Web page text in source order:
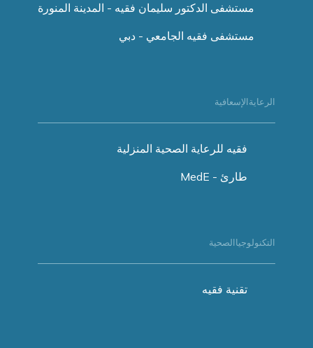
مستشفى الدكتور سليمان فقيه - المدينة المنورة
مستشفى فقيه الجامعي - دبي
الرعايةالإسعافية
فقيه للرعاية الصحية المنزلية
طارئ - MedE
التكنولوجياالصحية
تقنية فقيه